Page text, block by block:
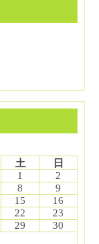
土
日
1
2
8
9
15
16
22
23
29
30